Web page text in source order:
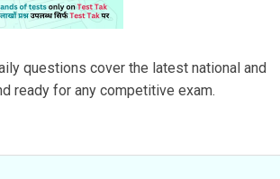
questions cover the latest national and
ready for any competitive exam.